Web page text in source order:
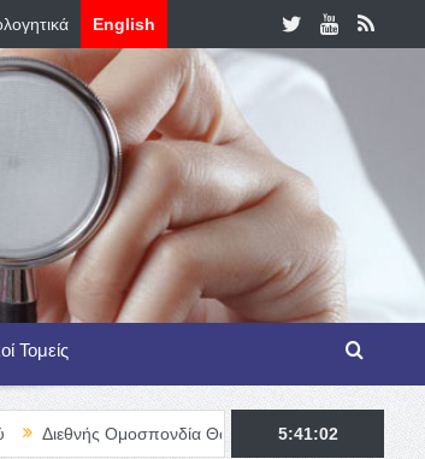
English
Τομείς
Ομοσπονδία Θαλασσαιμίας – TIF Fellowship
5:41:03